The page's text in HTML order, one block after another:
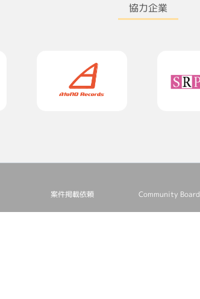
協力企業
案件掲載依頼 Community Board